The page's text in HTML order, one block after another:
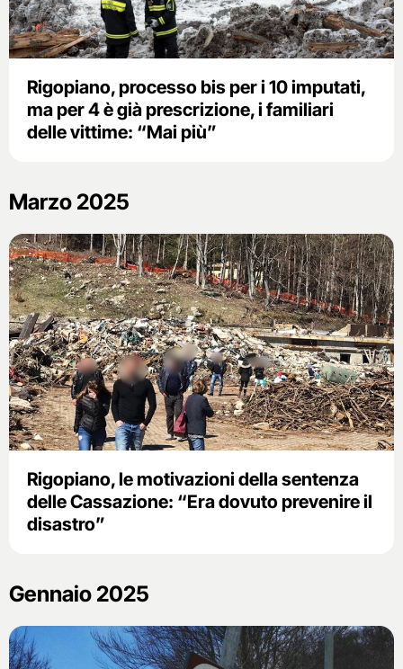
Rigopiano, processo bis per i 10 imputati,
ma per 4 è già prescrizione, i familiari
delle vittime: “Mai più”
Marzo 2025
Rigopiano, le motivazioni della sentenza
delle Cassazione: “Era dovuto prevenire il
disastro”
Gennaio 2025